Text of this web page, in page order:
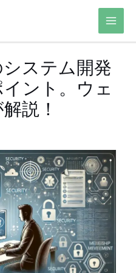
ステム開発
ント。ウェ
説！